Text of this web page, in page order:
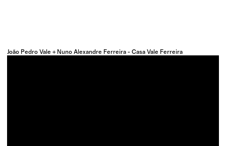
João Pedro Vale + Nuno Alexandre Ferreira - Casa Vale Ferreira